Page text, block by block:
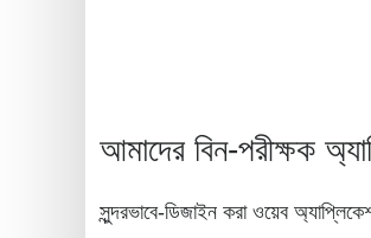
আমাদের বিন-পরীক্ষক
সুন্দরভাবে-ডিজাইন করা ওয়েব